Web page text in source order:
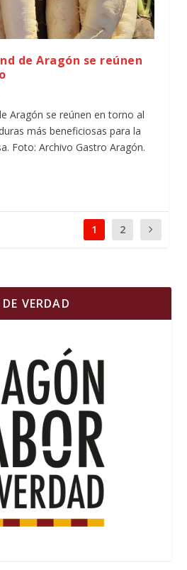
de Aragón se reúnen
Aragón se reúnen en torno al
más beneficiosas para la
Foto: Archivo Gastro Aragón.
1 2
VERDAD